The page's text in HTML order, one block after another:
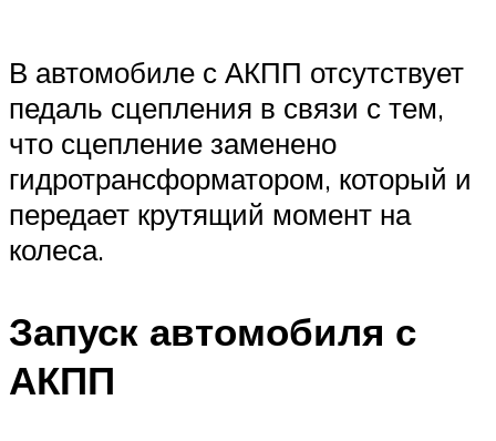
В автомобиле с АКПП отсутствует
педаль сцепления в связи с тем,
что сцепление заменено
гидротрансформатором, который и
передает крутящий момент на
колеса.
Запуск автомобиля с
АКПП